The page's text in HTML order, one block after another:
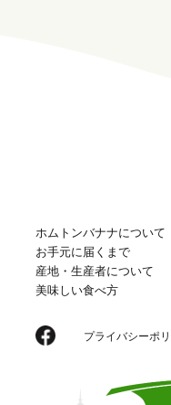
ホムトンバナナについて
お手元に届くまで
産地・生産者について
美味しい食べ方
プライバシーポ